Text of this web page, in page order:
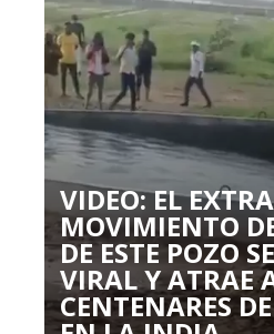
VIDEO: EL
MOVIMIENTO
DE ESTE POZO
VIRAL Y ATRAE
CENTENARES